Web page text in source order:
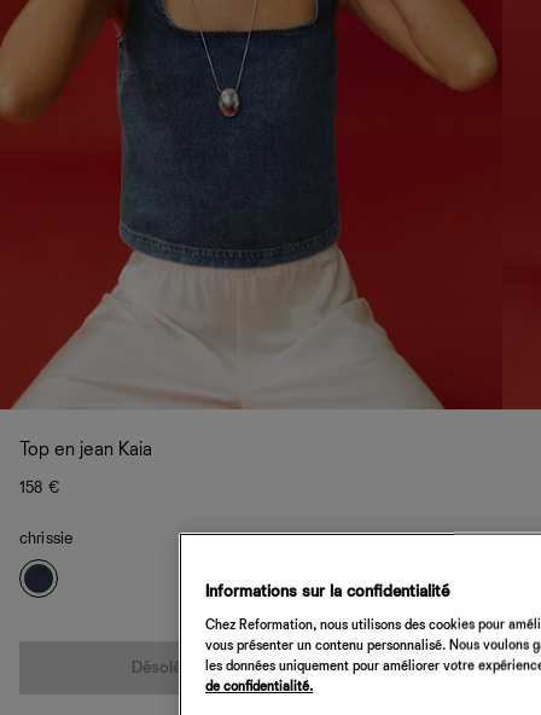
Top en jean Kaia
158 €
chrissie
Désolé, cet article n’est pas disponible
Informations sur la confidentialité
Chez Reformation, nous utilisons des cookies pour
vous présenter un contenu personnalisé. Nous
les données uniquement pour améliorer votre
de confidentialité.